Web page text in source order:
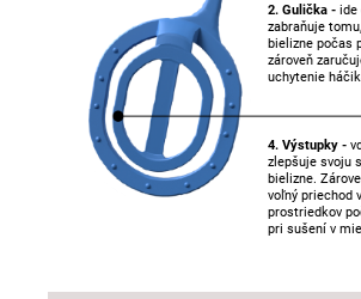
2. Gulička - ide
zabraňuje
bielizne počas
zároveň
uchytenie
4. Výstupky -
zlepšuje svoju
bielizne.
voľný priechod
prostriedkov
pri sušení v